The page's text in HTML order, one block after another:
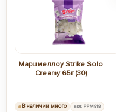
Маршмеллоу Strike Solo
Creamy 65г (30)
В наличии много арт. РРМ818